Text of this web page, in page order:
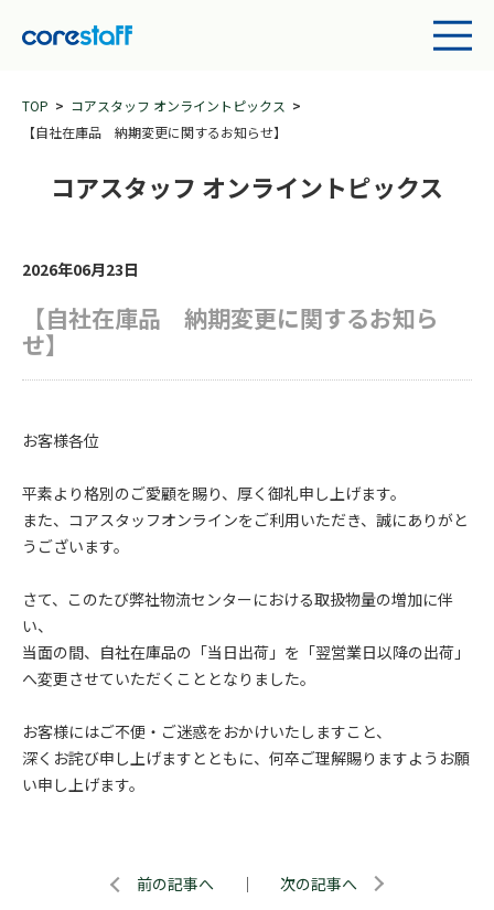
TOP
コアスタッフ オンライントピックス
【自社在庫品 納期変更に関するお知らせ】
コアスタッフ オンライントピックス
2026年06月23日
【自社在庫品 納期変更に関するお知ら
せ】
お客様各位
平素より格別のご愛顧を賜り、厚く御礼申し上げます。
また、コアスタッフオンラインをご利用いただき、誠にありがと
うございます。
さて、このたび弊社物流センターにおける取扱物量の増加に伴
い、
当面の間、自社在庫品の「当日出荷」を「翌営業日以降の出荷」
へ変更させていただくこととなりました。
お客様にはご不便・ご迷惑をおかけいたしますこと、
深くお詫び申し上げますとともに、何卒ご理解賜りますようお願
い申し上げます。
前の記事へ ｜ 次の記事へ